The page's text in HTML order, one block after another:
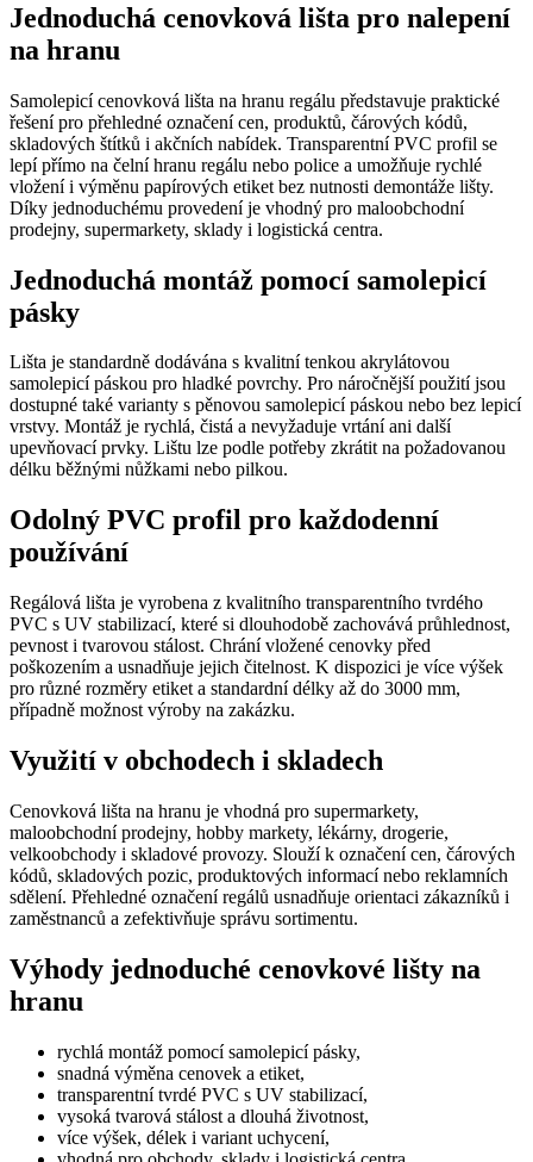
Jednoduchá cenovková lišta pro nalepení
na hranu
Samolepicí cenovková lišta na hranu regálu představuje praktické
řešení pro přehledné označení cen, produktů, čárových kódů,
skladových štítků i akčních nabídek. Transparentní PVC profil se
lepí přímo na čelní hranu regálu nebo police a umožňuje rychlé
vložení i výměnu papírových etiket bez nutnosti demontáže lišty.
Díky jednoduchému provedení je vhodný pro maloobchodní
prodejny, supermarkety, sklady i logistická centra.
Jednoduchá montáž pomocí samolepicí
pásky
Lišta je standardně dodávána s kvalitní tenkou akrylátovou
samolepicí páskou pro hladké povrchy. Pro náročnější použití jsou
dostupné také varianty s pěnovou samolepicí páskou nebo bez lepicí
vrstvy. Montáž je rychlá, čistá a nevyžaduje vrtání ani další
upevňovací prvky. Lištu lze podle potřeby zkrátit na požadovanou
délku běžnými nůžkami nebo pilkou.
Odolný PVC profil pro každodenní
používání
Regálová lišta je vyrobena z kvalitního transparentního tvrdého
PVC s UV stabilizací, které si dlouhodobě zachovává průhlednost,
pevnost i tvarovou stálost. Chrání vložené cenovky před
poškozením a usnadňuje jejich čitelnost. K dispozici je více výšek
pro různé rozměry etiket a standardní délky až do 3000 mm,
případně možnost výroby na zakázku.
Využití v obchodech i skladech
Cenovková lišta na hranu je vhodná pro supermarkety,
maloobchodní prodejny, hobby markety, lékárny, drogerie,
velkoobchody i skladové provozy. Slouží k označení cen, čárových
kódů, skladových pozic, produktových informací nebo reklamních
sdělení. Přehledné označení regálů usnadňuje orientaci zákazníků i
zaměstnanců a zefektivňuje správu sortimentu.
Výhody jednoduché cenovkové lišty na
hranu
rychlá montáž pomocí samolepicí pásky,
snadná výměna cenovek a etiket,
transparentní tvrdé PVC s UV stabilizací,
vysoká tvarová stálost a dlouhá životnost,
více výšek, délek i variant uchycení,